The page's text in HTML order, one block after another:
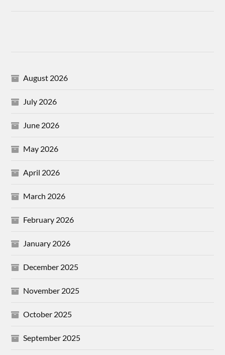
August 2026
July 2026
June 2026
May 2026
April 2026
March 2026
February 2026
January 2026
December 2025
November 2025
October 2025
September 2025